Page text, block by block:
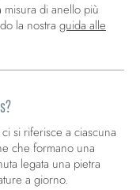
di anello più
la nostra guida alle
si riferisce a ciascuna
che formano una
legata una pietra
a giorno.